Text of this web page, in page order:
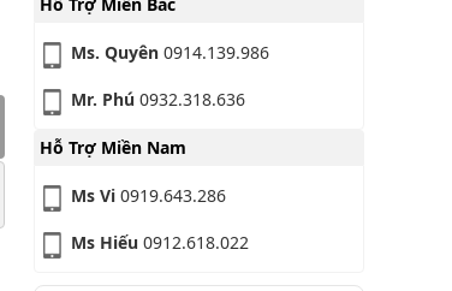
Ms. Quyên 0914.139.986
Mr. Phú 0932.318.636
Hỗ Trợ Miền Nam
Ms Vi 0919.643.286
Ms Hiếu 0912.618.022